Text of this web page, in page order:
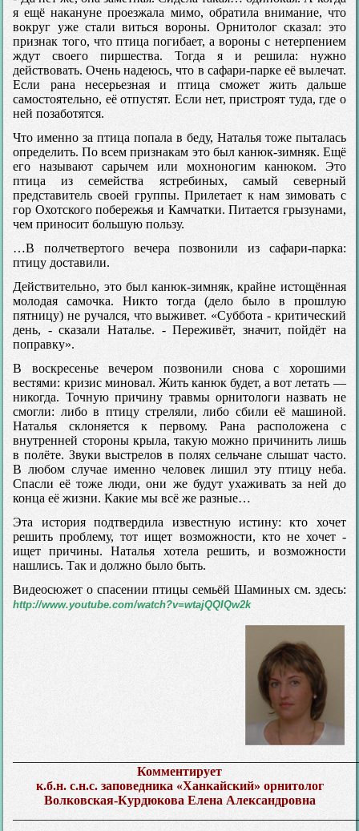
я ещё накануне проезжала мимо, обратила внимание, что
вокруг уже стали виться вороны. Орнитолог сказал: это
признак того, что птица погибает, а вороны с нетерпением
ждут своего пиршества. Тогда я и решила: нужно
действовать. Очень надеюсь, что в сафари-парке её вылечат.
Если рана несерьезная и птица сможет жить дальше
самостоятельно, её отпустят. Если нет, пристроят туда, где о
ней позаботятся.
Что именно за птица попала в беду, Наталья тоже пыталась
определить. По всем признакам это был канюк-зимняк. Ещё
его называют сарычем или мохноногим канюком. Это
птица из семейства ястребиных, самый северный
представитель своей группы. Прилетает к нам зимовать с
гор Охотского побережья и Камчатки. Питается грызунами,
чем приносит большую пользу.
…В полчетвертого вечера позвонили из сафари-парка:
птицу доставили.
Действительно, это был канюк-зимняк, крайне истощённая
молодая самочка. Никто тогда (дело было в прошлую
пятницу) не ручался, что выживет. «Суббота - критический
день, - сказали Наталье. - Переживёт, значит, пойдёт на
поправку».
В воскресенье вечером позвонили снова с хорошими
вестями: кризис миновал. Жить канюк будет, а вот летать —
никогда. Точную причину травмы орнитологи назвать не
смогли: либо в птицу стреляли, либо сбили её машиной.
Наталья склоняется к первому. Рана расположена с
внутренней стороны крыла, такую можно причинить лишь
в полёте. Звуки выстрелов в полях сельчане слышат часто.
В любом случае именно человек лишил эту птицу неба.
Спасли её тоже люди, они же будут ухаживать за ней до
конца её жизни. Какие мы всё же разные…
Эта история подтвердила известную истину: кто хочет
решить проблему, тот ищет возможности, кто не хочет -
ищет причины. Наталья хотела решить, и возможности
нашлись. Так и должно было быть.
Видеосюжет о спасении птицы семьёй Шаминых см. здесь:
http://www.youtube.com/watch?v=wtajQQIQw2k
Комментирует
к.б.н. с.н.с. заповедника «Ханкайский» орнитолог
Волковская-Курдюкова Елена Александровна